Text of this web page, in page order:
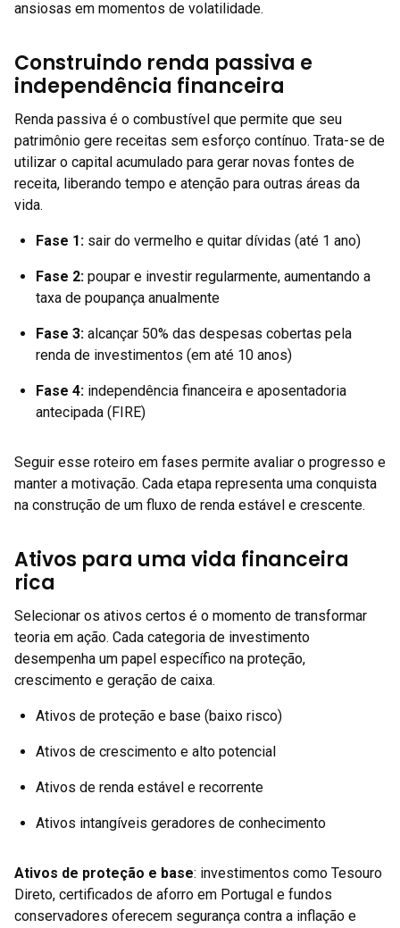
ansiosas em momentos de volatilidade.
Construindo renda passiva e
independência financeira
Renda passiva é o combustível que permite que seu
patrimônio gere receitas sem esforço contínuo. Trata-se de
utilizar o capital acumulado para gerar novas fontes de
receita, liberando tempo e atenção para outras áreas da
vida.
Fase 1: sair do vermelho e quitar dívidas (até 1 ano)
Fase 2: poupar e investir regularmente, aumentando a
taxa de poupança anualmente
Fase 3: alcançar 50% das despesas cobertas pela
renda de investimentos (em até 10 anos)
Fase 4: independência financeira e aposentadoria
antecipada (FIRE)
Seguir esse roteiro em fases permite avaliar o progresso e
manter a motivação. Cada etapa representa uma conquista
na construção de um fluxo de renda estável e crescente.
Ativos para uma vida financeira
rica
Selecionar os ativos certos é o momento de transformar
teoria em ação. Cada categoria de investimento
desempenha um papel específico na proteção,
crescimento e geração de caixa.
Ativos de proteção e base (baixo risco)
Ativos de crescimento e alto potencial
Ativos de renda estável e recorrente
Ativos intangíveis geradores de conhecimento
Ativos de proteção e base: investimentos como Tesouro
Direto, certificados de aforro em Portugal e fundos
conservadores oferecem segurança contra a inflação e